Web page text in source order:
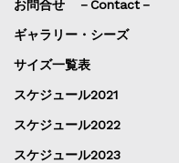
お問合せ －Contact－
ギャラリー・シーズ
サイズ一覧表
スケジュール2021
スケジュール2022
スケジュール2023